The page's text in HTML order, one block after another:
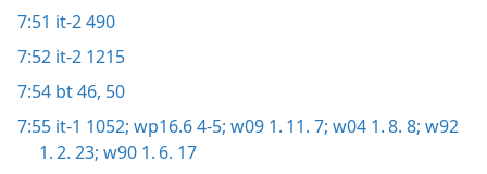
7:51 it-2 490
7:52 it-2 1215
7:54 bt 46, 50
7:55 it-1 1052; wp16.6 4-5; w09 1. 11. 7; w04 1. 8. 8; w92
1. 2. 23; w90 1. 6. 17